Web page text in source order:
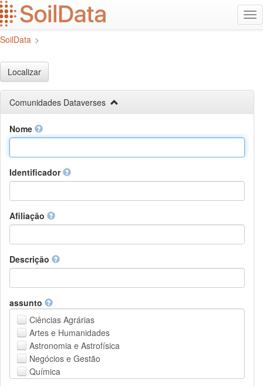
Ir
para
o
conteúdo
SoilData >
Localizar
Comunidades Dataverses
Nome
Identificador
Afiliação
Descrição
assunto
Ciências Agrárias
Artes e Humanidades
Astronomia e Astrofísica
Negócios e Gestão
Química